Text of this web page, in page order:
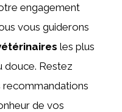
engagement
vous guiderons
les plus
douce. Restez
de vos